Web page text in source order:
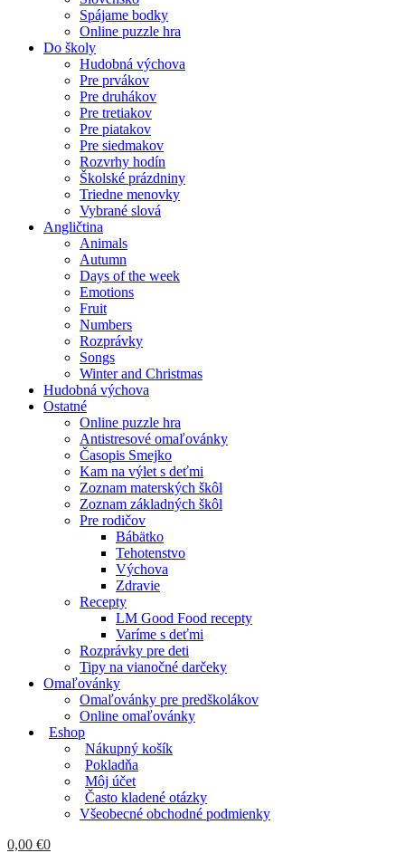
Spájame bodky
Online puzzle hra
Do školy
Hudobná výchova
Pre prvákov
Pre druhákov
Pre tretiakov
Pre piatakov
Pre siedmakov
Rozvrhy hodín
Školské prázdniny
Triedne menovky
Vybrané slová
Angličtina
Animals
Autumn
Days of the week
Emotions
Fruit
Numbers
Rozprávky
Songs
Winter and Christmas
Hudobná výchova
Ostatné
Online puzzle hra
Antistresové omaľovánky
Časopis Smejko
Kam na výlet s deťmi
Zoznam materských škôl
Zoznam základných škôl
Pre rodičov
Bábätko
Tehotenstvo
Výchova
Zdravie
Recepty
LM Good Food recepty
Varíme s deťmi
Rozprávky pre deti
Tipy na vianočné darčeky
Omaľovánky
Omaľovánky pre predškolákov
Online omaľovánky
Eshop
Nákupný košík
Pokladňa
Môj účet
Často kladené otázky
Všeobecné obchodné podmienky
0,00 €0